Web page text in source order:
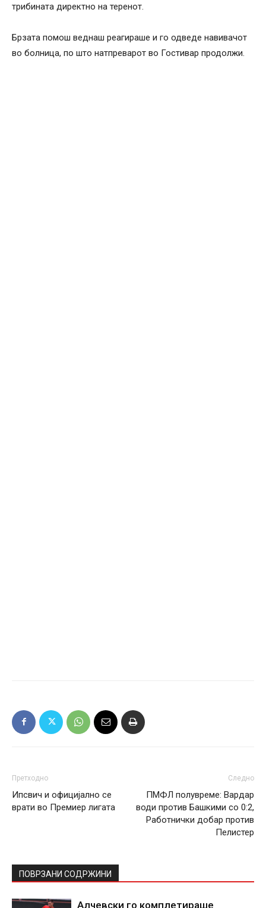
трибината директно на теренот.
Брзата помош веднаш реагираше и го одведе навивачот
во болница, по што натпреварот во Гостивар продолжи.
Претходно
Ипсвич и официјално се
врати во Премиер лигата
Следно
ПМФЛ полувреме: Вардар
води против Башкими со 0:2,
Работнички добар против
Пелистер
ПОВРЗАНИ СОДРЖИНИ
Алчевски го комплетираше